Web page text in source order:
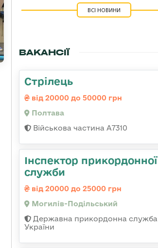
ВСІ НОВИНИ
ВАКАНСІЇ
Стрілець
від 20000 до 50000 грн
Полтава
Військова частина А7310
Інспектор прикордонної
служби
від 20000 до 25000 грн
Могилів-Подільський
Державна прикордонна служба
України